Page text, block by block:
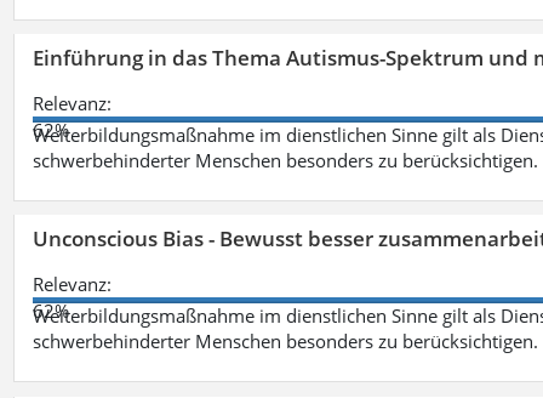
Einführung in das Thema Autismus-Spektrum
Relevanz:
62%
Weiterbildungsmaßnahme im dienstlichen Sinne gilt als
schwerbehinderter Menschen besonders zu berücksichtigen.
Unconscious Bias - Bewusst besser
Relevanz:
62%
Weiterbildungsmaßnahme im dienstlichen Sinne gilt als
schwerbehinderter Menschen besonders zu berücksichtigen.